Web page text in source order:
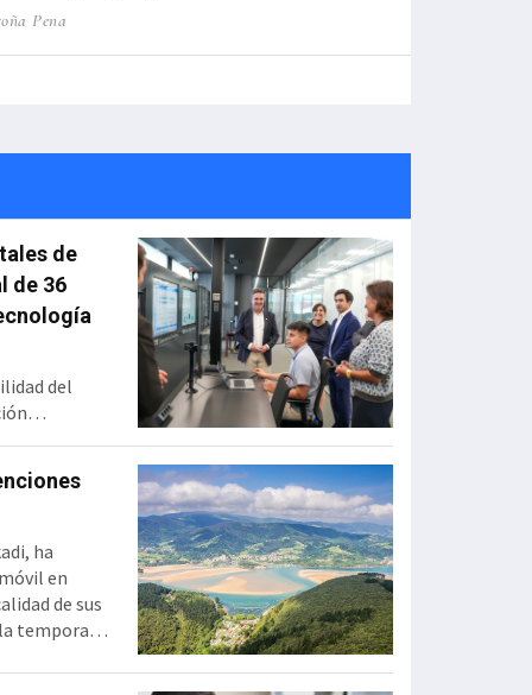
Pena
de
de 36
del
En
en tiempo
conocer el
ha
en
de sus
temporada